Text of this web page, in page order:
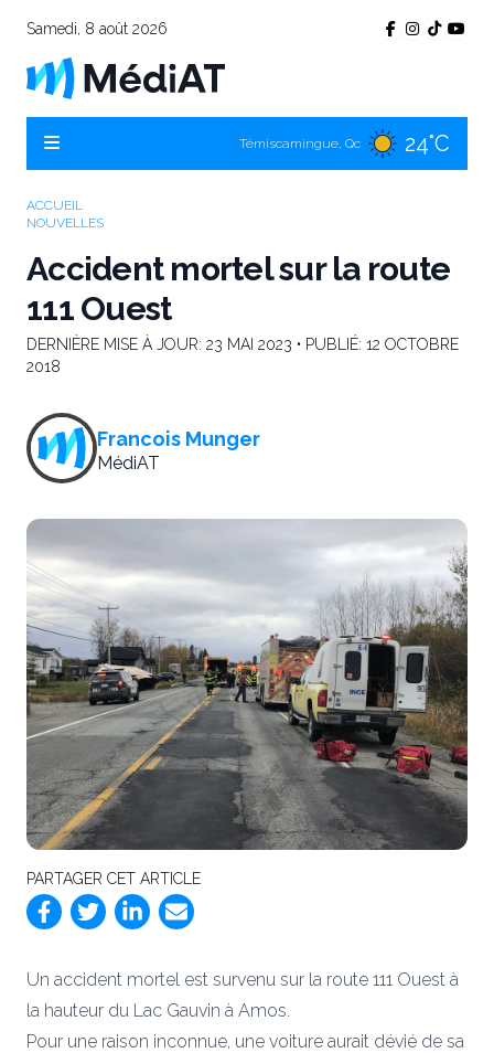
Samedi, 8 août 2026
La Sarre, Qc 22°C
Amos, Qc 19°C
ACCUEIL
NOUVELLES
Accident mortel sur la route
111 Ouest
DERNIÈRE MISE À JOUR: 23 MAI 2023 • PUBLIÉ: 12 OCTOBRE
2018
Francois Munger
MédiAT
PARTAGER CET ARTICLE
Un accident mortel est survenu sur la route 111 Ouest à
la hauteur du Lac Gauvin à Amos.
Pour une raison inconnue, une voiture aurait dévié de sa